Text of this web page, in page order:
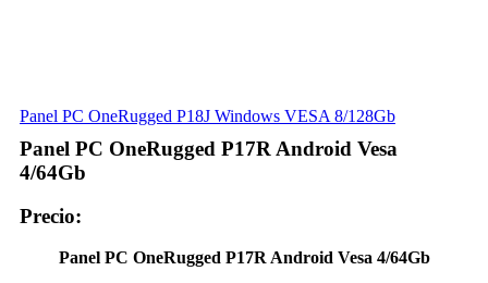
Panel PC OneRugged P18J Windows VESA 8/128Gb
Panel PC OneRugged P17R Android Vesa
4/64Gb
Precio:
Panel PC OneRugged P17R Android Vesa 4/64Gb